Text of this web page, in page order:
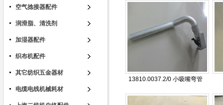
空气捻接器配件
润滑脂、清洗剂
加湿器配件
织布机配件
其它纺织五金器材
电缆电线机械耗材
13810.0037.2/0 小吸嘴弯管